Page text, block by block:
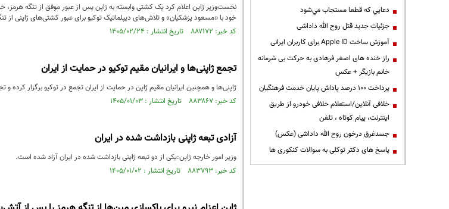
نخست‌وزیر ژاپن اعلام کرد یک کشتی وابسته به ژاپن پس از عبور موفق از تنگه هرمز،
خود با «مسعود پزشکیان» و تلاش‌های دیپلماتیک توکیو برای عبور کشتی‌های ژاپنی از
کد خبر: ۸۸۷۱۷۲ تاریخ انتشار : ۱۴۰۵/۰۲/۲۴
تجمع ژاپنی‌ها و ایرانیان مقیم توکیو در حمایت از ایران
ژاپنی‌ها و همچنین ایرانیان مقیم ژاپن در حمایت از ایران تجمع در توکیو برگزار کرده
کد خبر: ۸۸۳۸۶۷ تاریخ انتشار : ۱۴۰۵/۰۱/۰۳
آزادی تبعه ژاپنی بازداشت شده در ایران
وزیر امور خارجه ژاپن:یکی از دو تبعه ژاپنی بازداشت شده در ایران آزاد شده است.
کد خبر: ۸۸۳۷۹۳ تاریخ انتشار : ۱۴۰۵/۰۱/۰۲
دعايي كه قطعا مستجاب مي‌شود
جزئیات جدید قتل روح الله داداشی
آموزش ساخت Apple ID برای کاربران ایرانی
راز خنده های اصغر فرهادی به حرکت بی شرمانه
خانم بازیگر + عکس
پرداخت ۱۰۰ درصد پاداش پایان خدمت فرهنگیان
خلافی آنلاین/استعلام خلافی خودرو از طریق
اینترنت، پیام کوتاه ، تلفن
جسدغرق درخون روح الله داداشی (عکس)
پاسخ های دکتر توکلی به سوالات کنکوری ها